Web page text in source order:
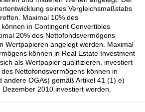
seines Vergleichsmaßstabs
Maximal 10% des
in Contingent Convertibles
20% des Nettofondsvermögens
Wertpapieren angelegt werden. Maximal
können in Real Estate Investment
als Wertpapier qualifizieren, investiert
Nettofondsvermögens können in
andere OGAs) gemäß Artikel 41 (1) e)
2010 investiert werden.